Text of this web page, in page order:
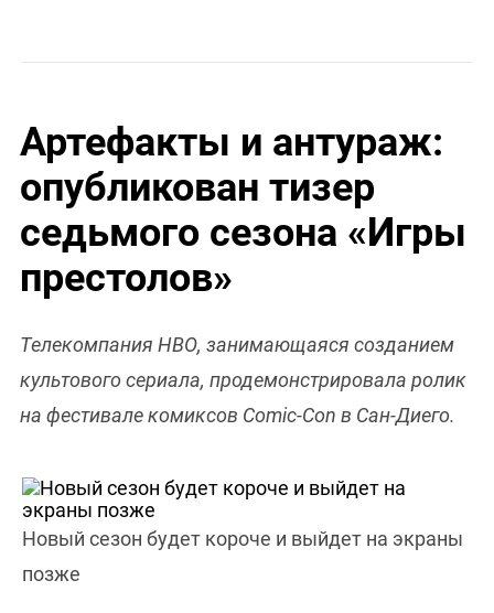
Артефакты и антураж:
опубликован тизер
седьмого сезона «Игры
престолов»
Телекомпания НВО, занимающаяся созданием
культового сериала, продемонстрировала ролик
на фестивале комиксов Comic-Con в Сан-Диего.
Новый сезон будет короче и выйдет на экраны
позже